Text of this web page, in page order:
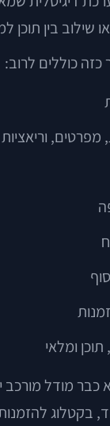
שילוב בין תוכן
כוללים לרוב:
ומלאי
כבר מודל
בקטלוג